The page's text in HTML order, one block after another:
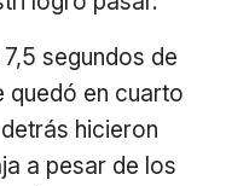
segundos de
quedó en cuarto
hicieron
a pesar de los